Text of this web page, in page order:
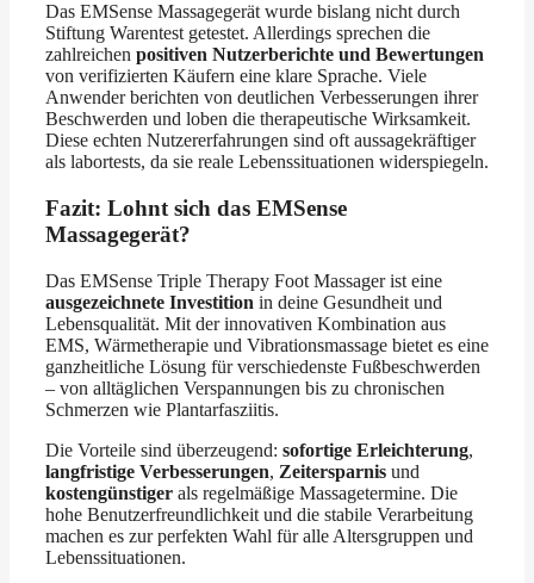
Das EMSense Massagegerät wurde bislang nicht durch
Stiftung Warentest getestet. Allerdings sprechen die
zahlreichen positiven Nutzerberichte und Bewertungen
von verifizierten Käufern eine klare Sprache. Viele
Anwender berichten von deutlichen Verbesserungen ihrer
Beschwerden und loben die therapeutische Wirksamkeit.
Diese echten Nutzererfahrungen sind oft aussagekräftiger
als labortests, da sie reale Lebenssituationen widerspiegeln.
Fazit: Lohnt sich das EMSense
Massagegerät?
Das EMSense Triple Therapy Foot Massager ist eine
ausgezeichnete Investition in deine Gesundheit und
Lebensqualität. Mit der innovativen Kombination aus
EMS, Wärmetherapie und Vibrationsmassage bietet es eine
ganzheitliche Lösung für verschiedenste Fußbeschwerden
– von alltäglichen Verspannungen bis zu chronischen
Schmerzen wie Plantarfasziitis.
Die Vorteile sind überzeugend: sofortige Erleichterung,
langfristige Verbesserungen, Zeitersparnis und
kostengünstiger als regelmäßige Massagetermine. Die
hohe Benutzerfreundlichkeit und die stabile Verarbeitung
machen es zur perfekten Wahl für alle Altersgruppen und
Lebenssituationen.